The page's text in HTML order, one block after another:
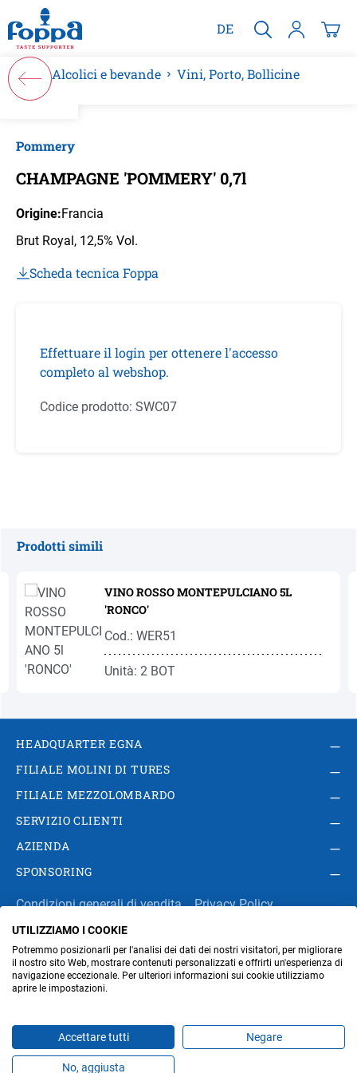
principale
DE
Alcolici e bevande Vini, Porto, Bollicine
Pommery
CHAMPAGNE 'POMMERY' 0,7l
Origine:Francia
Brut Royal, 12,5% Vol.
Scheda tecnica Foppa
Effettuare il login per ottenere l'accesso
completo al webshop.
Codice prodotto: SWC07
Prodotti simili
VINO ROSSO MONTEPULCIANO 5L
'RONCO'
Cod.: WER51
Unità: 2 BOT
HEADQUARTER EGNA
FILIALE MOLINI DI TURES
FILIALE MEZZOLOMBARDO
SERVIZIO CLIENTI
AZIENDA
SPONSORING
Condizioni generali di vendita
Privacy Policy
Impressum
Modifica impostazioni dei cookie
Amministrazione
UTILIZZIAMO I COOKIE
Potremmo posizionarli per l'analisi dei dati dei nostri visitatori, per migliorare
il nostro sito Web, mostrare contenuti personalizzati e offrirti un'esperienza di
navigazione eccezionale. Per ulteriori informazioni sui cookie utilizziamo
aprire le impostazioni.
Accettare tutti Negare
No, aggiusta